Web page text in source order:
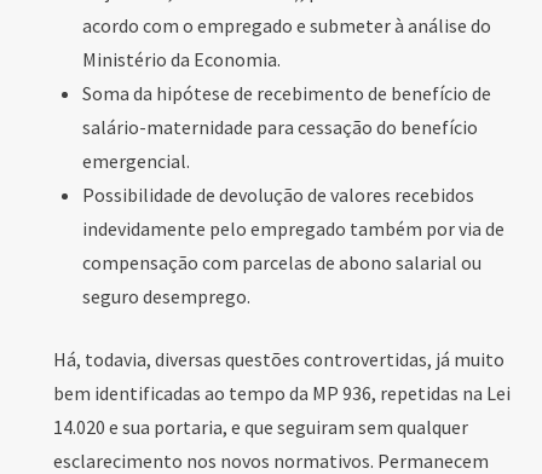
acordo com o empregado e submeter à análise do
Ministério da Economia.
Soma da hipótese de recebimento de benefício de
salário-maternidade para cessação do benefício
emergencial.
Possibilidade de devolução de valores recebidos
indevidamente pelo empregado também por via de
compensação com parcelas de abono salarial ou
seguro desemprego.
Há, todavia, diversas questões controvertidas, já muito
bem identificadas ao tempo da MP 936, repetidas na Lei
14.020 e sua portaria, e que seguiram sem qualquer
esclarecimento nos novos normativos. Permanecem